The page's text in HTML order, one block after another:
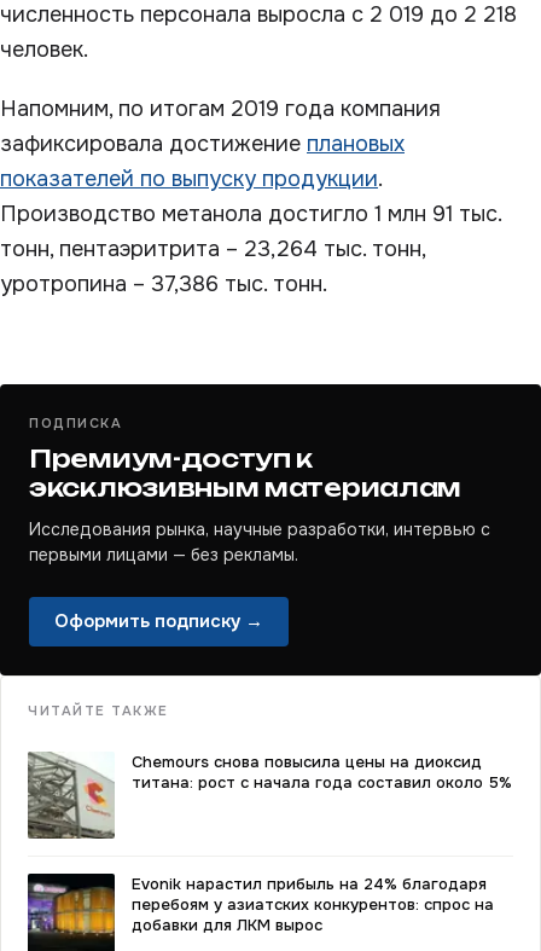
численность персонала выросла с 2 019 до 2 218
человек.
Напомним, по итогам 2019 года компания
зафиксировала достижение плановых
показателей по выпуску продукции.
Производство метанола достигло 1 млн 91 тыс.
тонн, пентаэритрита – 23,264 тыс. тонн,
уротропина – 37,386 тыс. тонн.
ПОДПИСКА
Премиум-доступ к
эксклюзивным материалам
Исследования рынка, научные разработки, интервью с
первыми лицами — без рекламы.
Оформить подписку →
ЧИТАЙТЕ ТАКЖЕ
Chemours снова повысила цены на диоксид
титана: рост с начала года составил около 5%
Evonik нарастил прибыль на 24% благодаря
перебоям у азиатских конкурентов: спрос на
добавки для ЛКМ вырос